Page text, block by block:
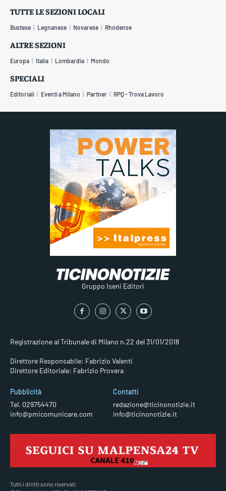
TUTTE LE SEZIONI LOCALI
Bustese Legnanese Novarese Rhodense
ALTRE SEZIONI
Europa Italia Lombardia Mondo
SPECIALI
Editoriali Eventi a Milano Partner RPQ - Trova Lavoro
Gruppo Iseni Editori
Registrazione al Tribunale di Milano n.22 del 31/01/2018
Direttore Responsabile: Fabrizio Valenti
Direttore Editoriale: Fabrizio Provera
Pubblicità
Tel. 029754470
info@pmicomunicare.com
Contatti
redazione@ticinonotizie.it
info@ticinonotizie.it
Tutti i diritti sono riservati